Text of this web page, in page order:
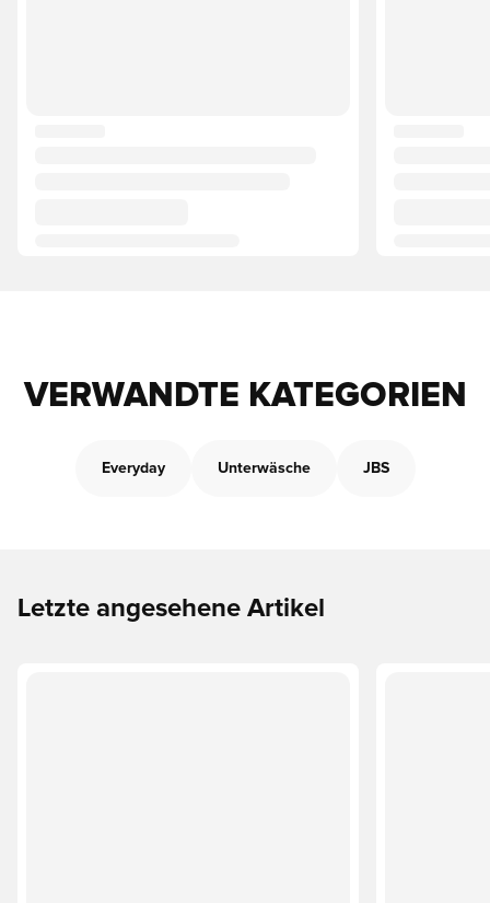
VERWANDTE KATEGORIEN
Everyday Unterwäsche JBS
Letzte angesehene Artikel